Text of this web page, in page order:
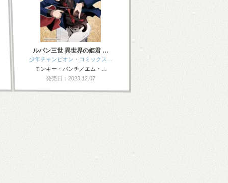
ルパン三世 異世界の姫君 …
少年チャンピオン・コミックス…
モンキー・パンチ／エム・…
発売日：2023.12.07